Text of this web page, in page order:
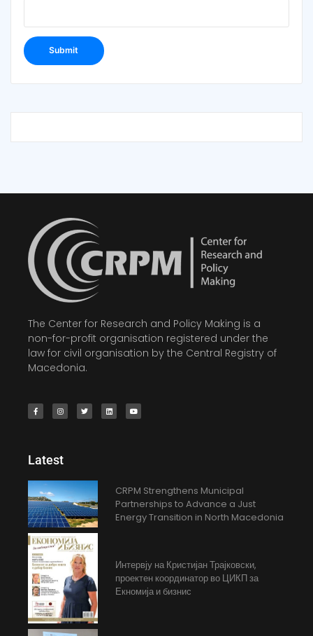
The Center for Research and Policy Making is a
non-for-profit organisation registered under the
law for civil organisation by the Central Registry of
Macedonia.
Latest
CRPM Strengthens Municipal
Partnerships to Advance a Just
Energy Transition in North Macedonia
Интервју на Кристијан Трајковски,
проектен координатор во ЦИКП за
Екномија и бизнис